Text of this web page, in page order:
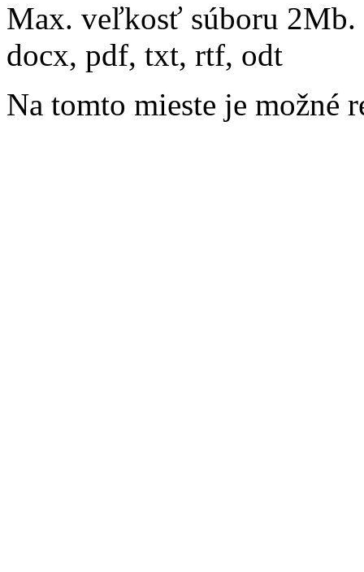
Max. veľkosť súboru 2Mb.
docx, pdf, txt, rtf, odt
Na tomto mieste je možné